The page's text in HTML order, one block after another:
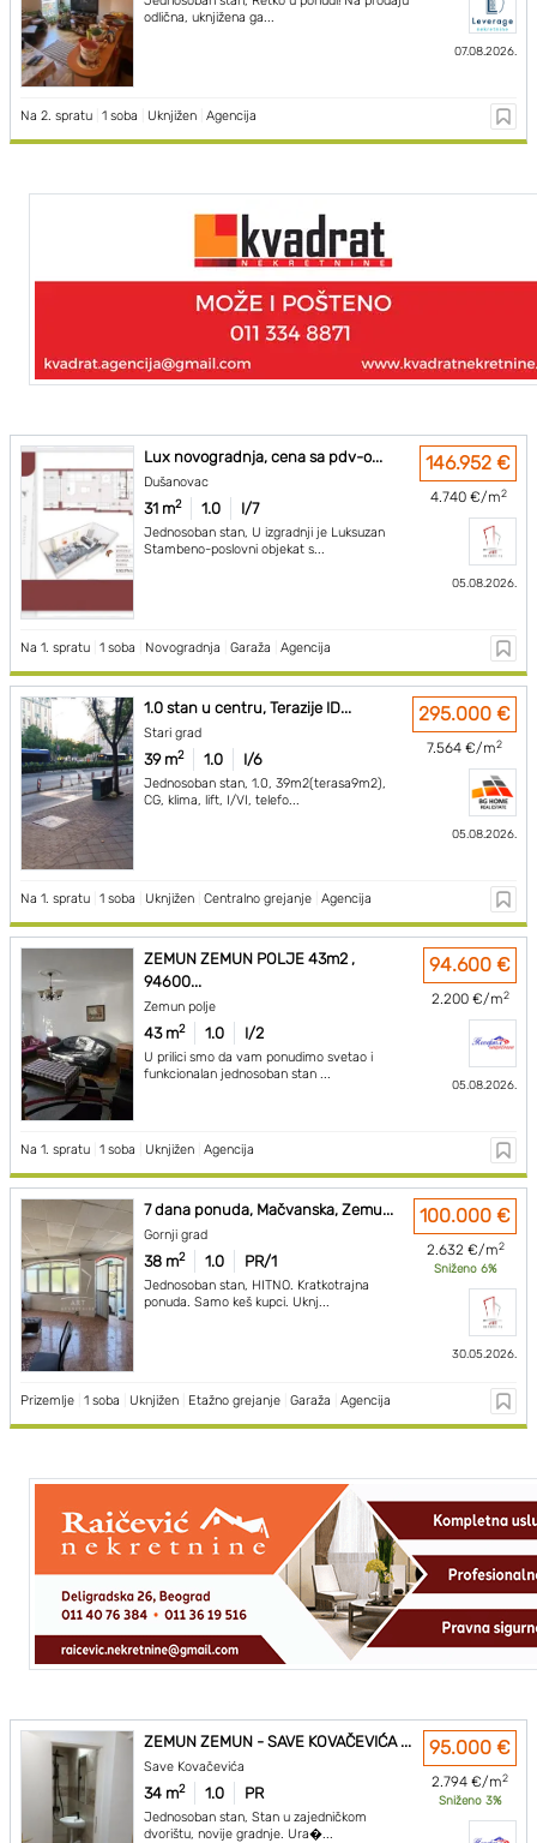
odlična, uknjižena ga...
07.08.2026.
Na 2. spratu 1 soba Uknjižen Agencija
Lux novogradnja, cena sa pdv-o...
Dušanovac
31 m2 1.0 I/7
Jednosoban stan, U izgradnji je Luksuzan
Stambeno-poslovni objekat s...
146.952 €
4.740 €/m2
05.08.2026.
Na 1. spratu 1 soba Novogradnja Garaža Agencija
1.0 stan u centru, Terazije ID...
Stari grad
39 m2 1.0 I/6
Jednosoban stan, 1.0, 39m2(terasa9m2),
CG, klima, lift, I/VI, telefo...
295.000 €
7.564 €/m2
05.08.2026.
Na 1. spratu 1 soba Uknjižen Centralno grejanje Agencija
ZEMUN ZEMUN POLJE 43m2 ,
94600...
Zemun polje
43 m2 1.0 I/2
U prilici smo da vam ponudimo svetao i
funkcionalan jednosoban stan ...
94.600 €
2.200 €/m2
05.08.2026.
Na 1. spratu 1 soba Uknjižen Agencija
7 dana ponuda, Mačvanska, Zemu...
Gornji grad
38 m2 1.0 PR/1
Jednosoban stan, HITNO. Kratkotrajna
ponuda. Samo keš kupci. Uknj...
100.000 €
2.632 €/m2
Sniženo 6%
30.05.2026.
Prizemlje 1 soba Uknjižen Etažno grejanje Garaža Agencija
ZEMUN ZEMUN - SAVE KOVAČEVIĆA ...
Save Kovačevića
34 m2 1.0 PR
Jednosoban stan, Stan u zajedničkom
dvorištu, novije gradnje. Ura�...
95.000 €
2.794 €/m2
Sniženo 3%